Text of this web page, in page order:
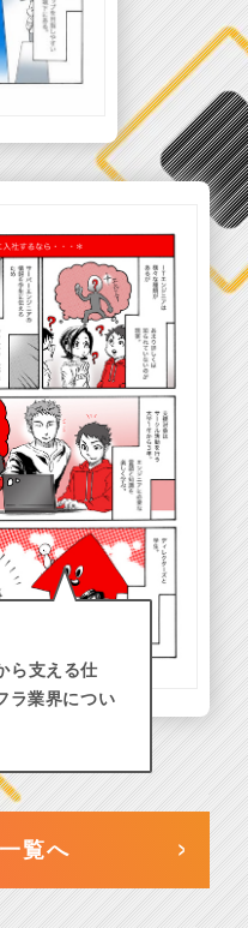
ら支える仕
ラ業界につい
覧へ